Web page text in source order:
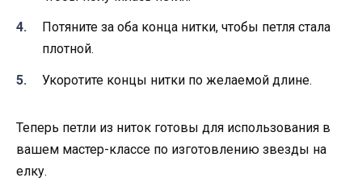
Потяните за оба конца нитки, чтобы петля стала
плотной.
Укоротите концы нитки по желаемой длине.
Теперь петли из ниток готовы для использования в
вашем мастер-классе по изготовлению звезды на
елку.